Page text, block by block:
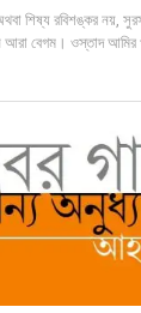
শিষ্য রবিশঙ্কর নয়,
আরা বেগম। ওস্তাদ আমির